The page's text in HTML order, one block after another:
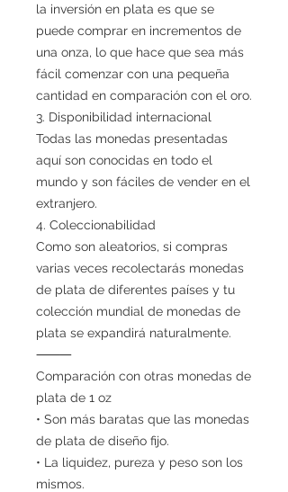
la inversión en plata es que se
puede comprar en incrementos de
una onza, lo que hace que sea más
fácil comenzar con una pequeña
cantidad en comparación con el oro.
3. Disponibilidad internacional
Todas las monedas presentadas
aquí son conocidas en todo el
mundo y son fáciles de vender en el
extranjero.
4. Coleccionabilidad
Como son aleatorios, si compras
varias veces recolectarás monedas
de plata de diferentes países y tu
colección mundial de monedas de
plata se expandirá naturalmente.
⸻
Comparación con otras monedas de
plata de 1 oz
• Son más baratas que las monedas
de plata de diseño fijo.
• La liquidez, pureza y peso son los
mismos.